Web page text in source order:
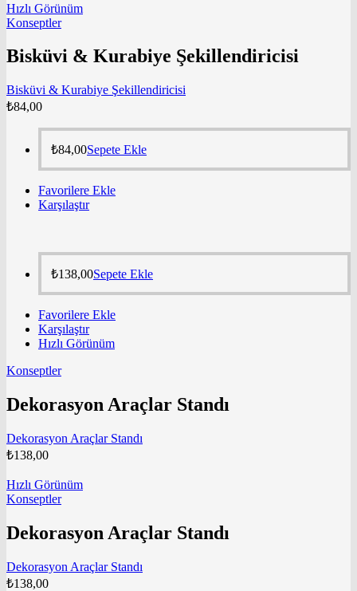
Hızlı Görünüm
Konseptler
Bisküvi & Kurabiye Şekillendiricisi
Bisküvi & Kurabiye Şekillendiricisi
₺84,00
₺84,00Sepete Ekle
Favorilere Ekle
Karşılaştır
₺138,00Sepete Ekle
Favorilere Ekle
Karşılaştır
Hızlı Görünüm
Konseptler
Dekorasyon Araçlar Standı
Dekorasyon Araçlar Standı
₺138,00
Hızlı Görünüm
Konseptler
Dekorasyon Araçlar Standı
Dekorasyon Araçlar Standı
₺138,00